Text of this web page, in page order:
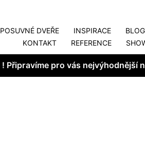
POSUVNÉ DVEŘE INSPIRACE BLOG
KONTAKT
REFERENCE
! Připravíme pro vás nejvýhodnější